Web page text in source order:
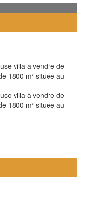
villa à vendre de
1800 m² située au
villa à vendre de
1800 m² située au